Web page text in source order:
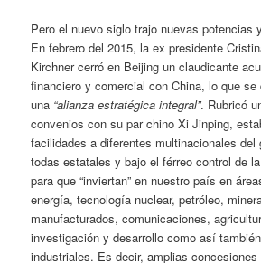
Pero el nuevo siglo trajo nuevas potencias
En febrero del 2015, la ex presidente
Kirchner cerró en Beijing un claudicante
financiero y comercial con China, lo que
una “alianza estratégica integral”. Rubricó
convenios con su par chino Xi Jinping,
facilidades a diferentes multinacionales
todas estatales y bajo el férreo control de
para que “inviertan” en nuestro país en
energía, tecnología nuclear, petróleo,
manufacturados, comunicaciones,
investigación y desarrollo como así
industriales. Es decir, amplias